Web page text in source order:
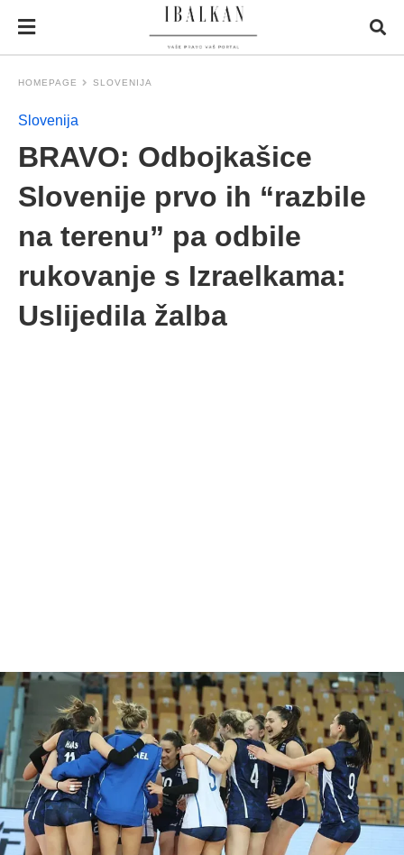
HOMEPAGE SLOVENIJA
Slovenija
BRAVO: Odbojkašice
Slovenije prvo ih “razbile
na terenu” pa odbile
rukovanje s Izraelkama:
Uslijedila žalba